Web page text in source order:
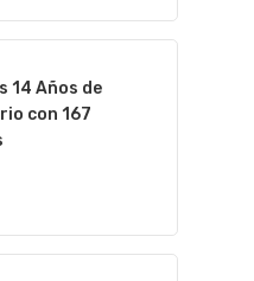
14 Años de
con 167